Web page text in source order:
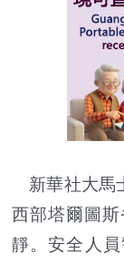
新華社大馬
西部塔爾圖
靜。安全人